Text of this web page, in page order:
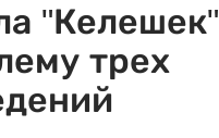
"Келешек"
трех